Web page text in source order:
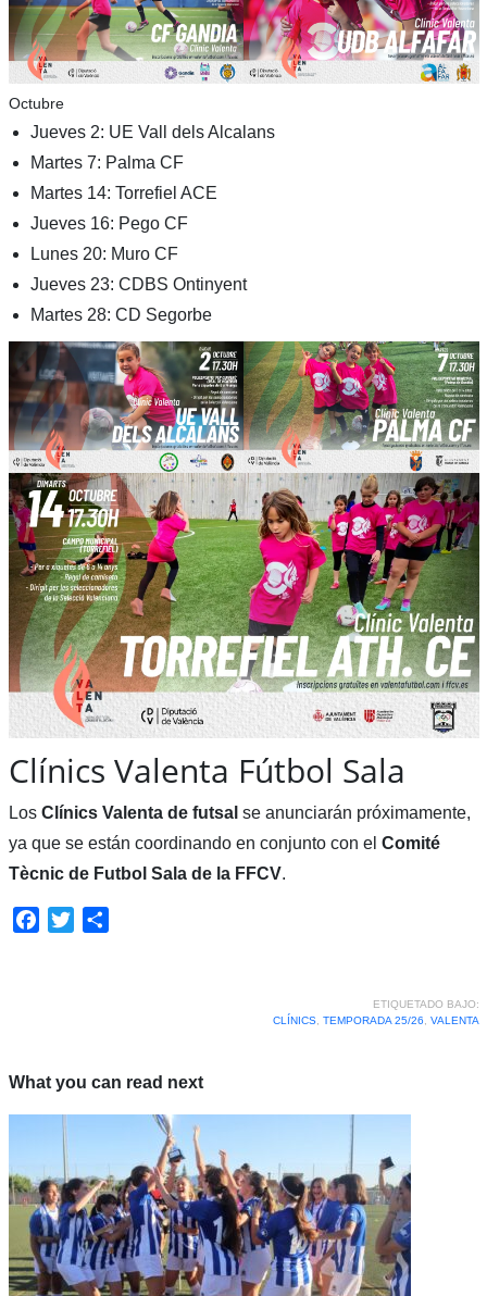
Octubre
Jueves 2: UE Vall dels Alcalans
Martes 7: Palma CF
Martes 14: Torrefiel ACE
Jueves 16: Pego CF
Lunes 20: Muro CF
Jueves 23: CDBS Ontinyent
Martes 28: CD Segorbe
Clínics Valenta Fútbol Sala
Los Clínics Valenta de futsal se anunciarán próximamente,
ya que se están coordinando en conjunto con el Comité
Tècnic de Futbol Sala de la FFCV.
Facebook
Twitter
ETIQUETADO BAJO:
CLÍNICS, TEMPORADA 25/26 VALENTA
What you can read next